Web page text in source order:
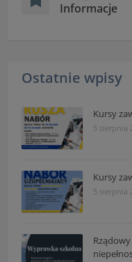
Informacje
Ostatnie wpisy
Kursy
5 sierpnia
Kursy
5 sierpnia